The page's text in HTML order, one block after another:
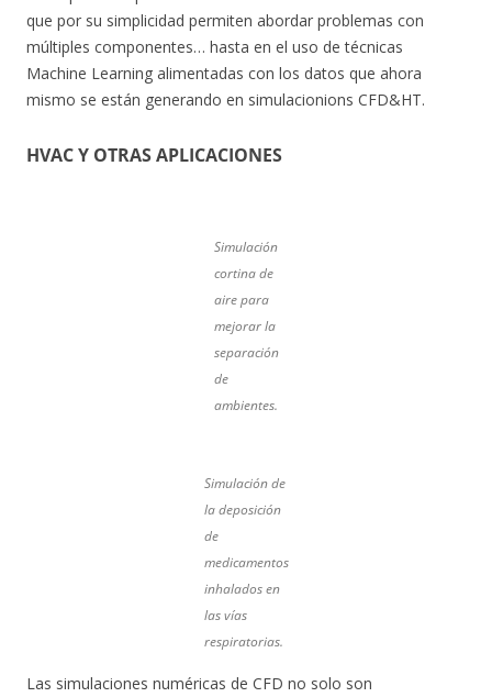
que por su simplicidad permiten abordar problemas con
múltiples componentes… hasta en el uso de técnicas
Machine Learning alimentadas con los datos que ahora
mismo se están generando en simulacionions CFD&HT.
HVAC Y OTRAS APLICACIONES
Simulación
cortina de
aire para
mejorar la
separación
de
ambientes.
Simulación de
la deposición
de
medicamentos
inhalados en
las vías
respiratorias.
Las simulaciones numéricas de CFD no solo son